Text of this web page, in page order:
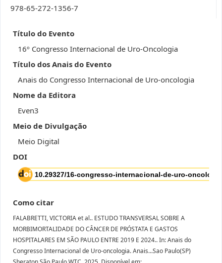
978-65-272-1356-7
Título do Evento
16º Congresso Internacional de Uro-Oncologia
Título dos Anais do Evento
Anais do Congresso Internacional de Uro-oncologia
Nome da Editora
Even3
Meio de Divulgação
Meio Digital
DOI
Como citar
FALABRETTI, VICTORIA et al.. ESTUDO TRANSVERSAL SOBRE A
MORBIMORTALIDADE DO CÂNCER DE PRÓSTATA E GASTOS
HOSPITALARES EM SÃO PAULO ENTRE 2019 E 2024.. In: Anais do
Congresso Internacional de Uro-oncologia. Anais...Sao Paulo(SP)